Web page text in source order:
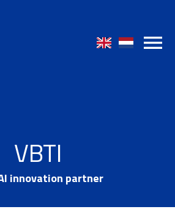
VBTI
innovation partner